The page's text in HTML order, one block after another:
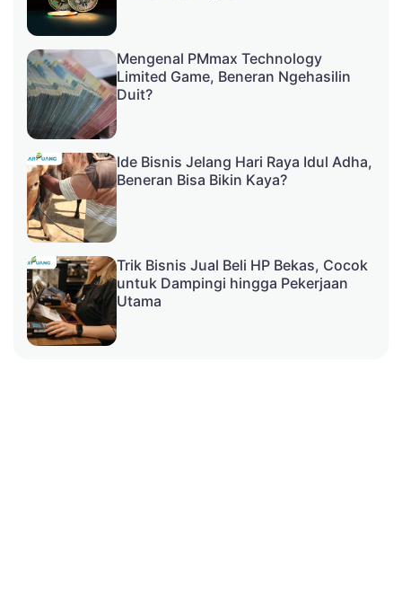
Mengenal PMmax Technology
Limited Game, Beneran Ngehasilin
Duit?
Ide Bisnis Jelang Hari Raya Idul Adha,
Beneran Bisa Bikin Kaya?
Trik Bisnis Jual Beli HP Bekas, Cocok
untuk Dampingi hingga Pekerjaan
Utama